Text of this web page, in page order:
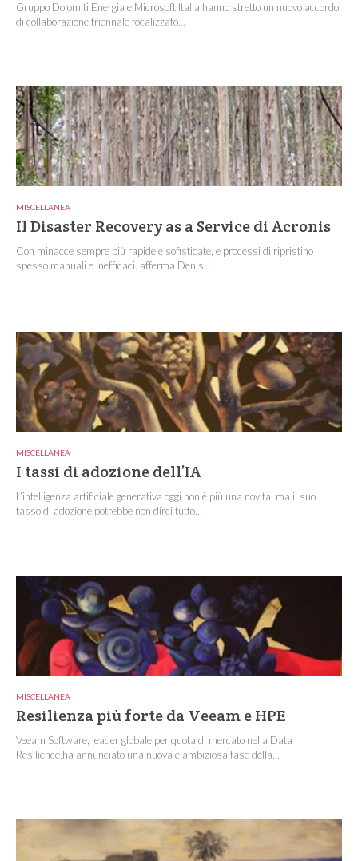
Gruppo Dolomiti Energia e Microsoft Italia hanno stretto un nuovo accordo
di collaborazione triennale focalizzato...
MISCELLANEA
Il Disaster Recovery as a Service di Acronis
Con minacce sempre più rapide e sofisticate, e processi di ripristino
spesso manuali e inefficaci, afferma Denis...
MISCELLANEA
I tassi di adozione dell’IA
L’intelligenza artificiale generativa oggi non è più una novità, ma il suo
tasso di adozione potrebbe non dirci tutto...
MISCELLANEA
Resilienza più forte da Veeam e HPE
Veeam Software, leader globale per quota di mercato nella Data
Resilience,ha annunciato una nuova e ambiziosa fase della...